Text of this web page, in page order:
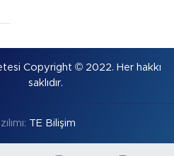
Copyright © 2022. Her hakkı
saklıdır.
TE Bilişim